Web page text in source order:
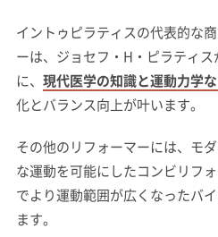
イントゥピラティスの代表的な
ーは、ジョセフ・H・ピラティ
に、 現代医学の知識と運動力学
化とバランス向上が叶います。
その他のリフォーマーには、モ
な運動を可能にしたコンビリフ
でより運動範囲が広くなったバ
ます。